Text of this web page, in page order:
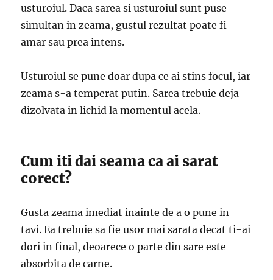
usturoiul. Daca sarea si usturoiul sunt puse
simultan in zeama, gustul rezultat poate fi
amar sau prea intens.
Usturoiul se pune doar dupa ce ai stins focul, iar
zeama s-a temperat putin. Sarea trebuie deja
dizolvata in lichid la momentul acela.
Cum iti dai seama ca ai sarat
corect?
Gusta zeama imediat inainte de a o pune in
tavi. Ea trebuie sa fie usor mai sarata decat ti-ai
dori in final, deoarece o parte din sare este
absorbita de carne.